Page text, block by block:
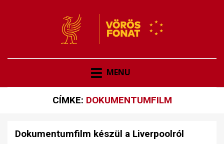
VÖRÖS FONAT
MENU
CÍMKE: DOKUMENTUMFILM
Dokumentumfilm készül a Liverpoolról